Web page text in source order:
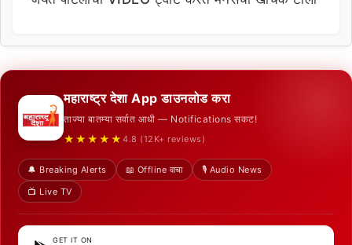
महाराष्ट्र देशा App डाउनलोड करा
ताज्या बातम्या सर्वात आधी — Notifications सकट!
★★★★★ 4.8 (12K+ reviews)
🔔 Breaking Alerts 📖 Offline वाचा
🎙️ Audio News
📺 Live TV
GET IT ON